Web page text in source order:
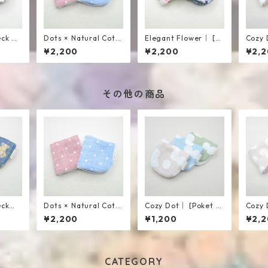
｜
Dots × Natural Cott
on｜ [Large Towel] 8
-Layer Gauze
¥2,200
Elegant Flower｜ [La
rge Towel] 8-Layer G
auze
¥2,200
Cozy
その他の商品
｜
Dots × Natural Cott
on｜ [Large Towel] 8
-Layer Gauze
¥2,200
Cozy Dot｜ [Poket To
wel] 8-Layer Gauze
¥1,200
Cozy
CATEGORY